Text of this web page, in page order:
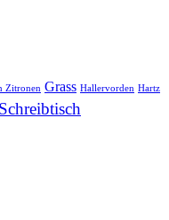
Zitronen Grass Hallervorden Hartz
Schreibtisch